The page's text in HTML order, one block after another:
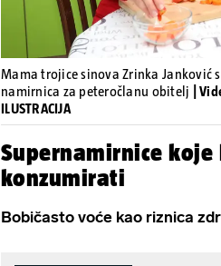
Mama trojice sinova Zrinka Janković
namirnica za peteročlanu obitelj
|
ILUSTRACIJA
Supernamirnice
konzumirati
Bobičasto voće kao riznica